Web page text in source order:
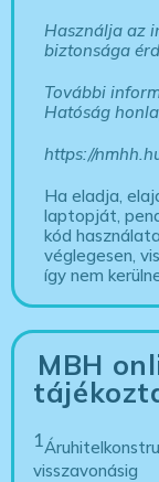
Használja az
biztonsága
További
Hatóság
https://
Ha eladja,
laptopját,
kód
véglegesen,
így nem
MBH
1
visszavonásig